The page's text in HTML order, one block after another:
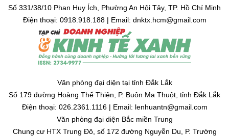
Số 331/38/10 Phan Huy Ích, Phường An Hội Tây, TP. Hồ Chí Minh
Điện thoại: 0918.918.188 | Email: dnktx.hcm@gmail.com
Văn phòng đại diện tại tỉnh Đắk Lắk
Số 179 đường Hoàng Thế Thiện, P. Buôn Ma Thuột, tỉnh Đắk Lắk
Điện thoại: 026.2361.1116 | Email: lenhuantn@gmail.com
Văn phòng đại diện Bắc miền Trung
Chung cư HTX Trung Đô, số 172 đường Nguyễn Du, P. Trường